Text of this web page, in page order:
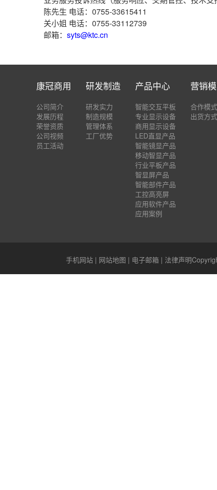
陈先生 电话：0755-33615411
关小姐 电话：0755-33112739
邮箱： syts@ktc.cn
康冠商用
公司简介
发展历程
荣誉资质
公司视频
员工活动
研发制造
研发实力
制造规模
管理体系
工厂优势
产品中心
智能交互平板
专业显示设备
商用显示设备
LED直显产品
智能镜显产品
移动智显产品
行业平板产品
智显屏产品
智能部件产品
工控高亮屏
应用软件产品
应用案例
营销
合作模式
出货方式
手机网站| 网站地图 | 电子邮箱| 法律声明